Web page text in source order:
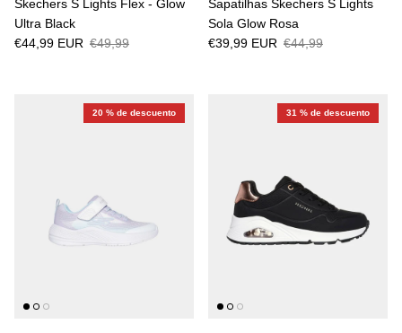
Skechers S Lights Flex - Glow
Ultra Black
€44,99 EUR €49,99
Sapatilhas Skechers S Lights
Sola Glow Rosa
€39,99 EUR €44,99
20 % de descuento 31 % de descuento